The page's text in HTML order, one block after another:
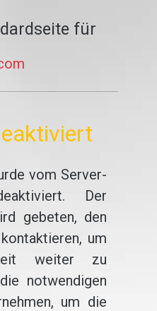
für
vom Server-
Der
gebeten, den
um
weiter zu
notwendigen
um die